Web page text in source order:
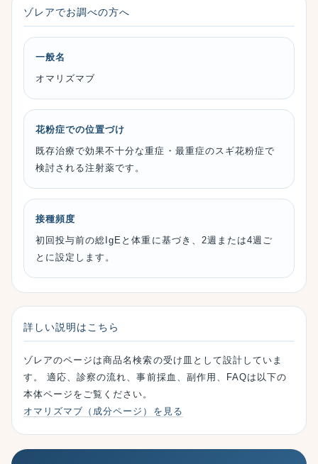
ゾレアでお調べの方へ
一般名
オマリズマブ
花粉症での位置づけ
既存治療で効果不十分な重症・最重症のスギ花粉症で
検討される注射薬です。
接種頻度
初回投与前の総IgEと体重に基づき、2週または4週ご
とに設定します。
詳しい説明はこちら
ゾレアのページは商品名検索の受け皿として設計していま
す。 適応、診察の流れ、事前採血、副作用、FAQは以下の
本体ページをご覧ください。
オマリズマブ（成分ページ）を見る